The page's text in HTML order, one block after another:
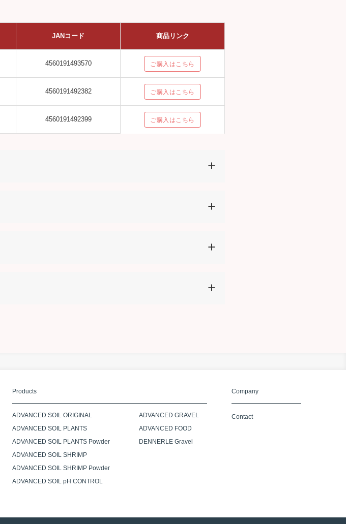
JANコード 商品リンク
4560191493570 ご購入はこちら
4560191492382 ご購入はこちら
4560191492399 ご購入はこちら
Products
ADVANCED SOIL ORIGINAL
ADVANCED SOIL PLANTS
ADVANCED SOIL PLANTS Powder
ADVANCED SOIL SHRIMP
ADVANCED SOIL SHRIMP Powder
ADVANCED SOIL pH CONTROL
ADVANCED GRAVEL
ADVANCED FOOD
DENNERLE Gravel
Company
Contact